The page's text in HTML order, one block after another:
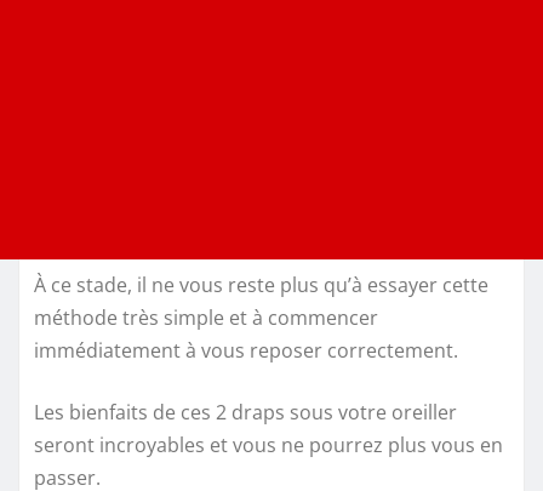
À ce stade, il ne vous reste plus qu’à essayer cette
méthode très simple et à commencer
immédiatement à vous reposer correctement.
Les bienfaits de ces 2 draps sous votre oreiller
seront incroyables et vous ne pourrez plus vous en
passer.